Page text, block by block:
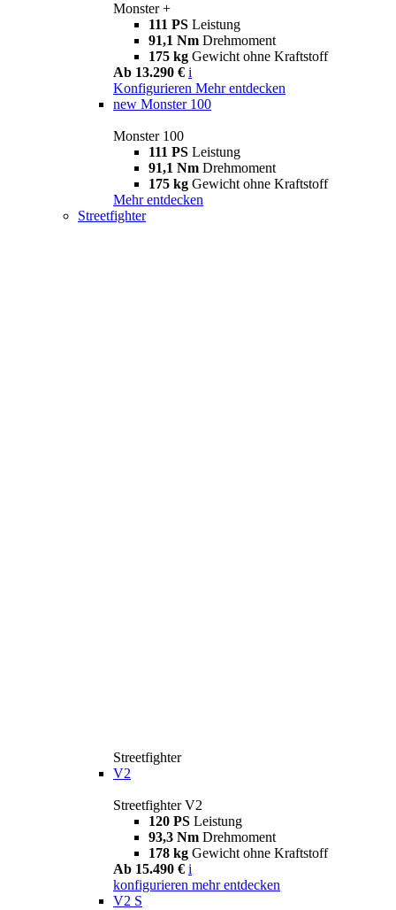
Monster +
111 PS Leistung
91,1 Nm Drehmoment
175 kg Gewicht ohne Kraftstoff
Ab 13.290 € i
Konfigurieren Mehr entdecken
new Monster 100
Monster 100
111 PS Leistung
91,1 Nm Drehmoment
175 kg Gewicht ohne Kraftstoff
Mehr entdecken
Streetfighter
Streetfighter
V2
Streetfighter V2
120 PS Leistung
93,3 Nm Drehmoment
178 kg Gewicht ohne Kraftstoff
Ab 15.490 € i
konfigurieren mehr entdecken
V2 S